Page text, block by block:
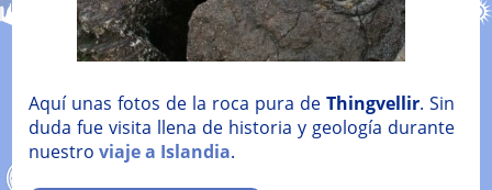
Aquí unas fotos de la roca pura de Thingvellir. Sin
duda fue visita llena de historia y geología durante
nuestro viaje a Islandia.